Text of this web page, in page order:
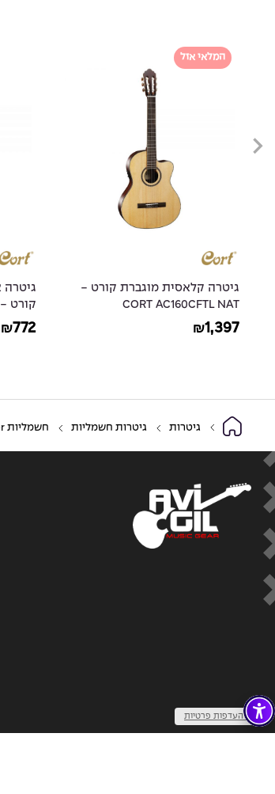
המלאי אזל
גיטרה קלאסית מוגברת קורט -
CORT AC160CFTL NAT
₪1,397
קורט - CORT AD-MINI-M
₪772
גיטרות גיטרות חשמליות חשמליות Fender
שנו העדפות פרטיות